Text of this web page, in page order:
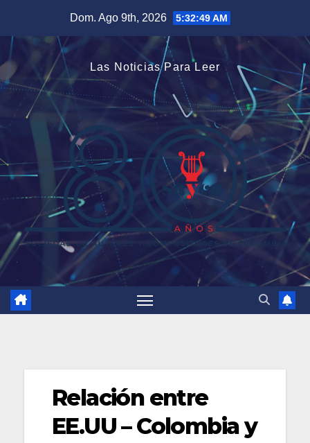
contenido
Dom. Ago 9th, 2026 5:32:50 AM
Las Noticias Para Leer
Relación entre
EE.UU – Colombia y